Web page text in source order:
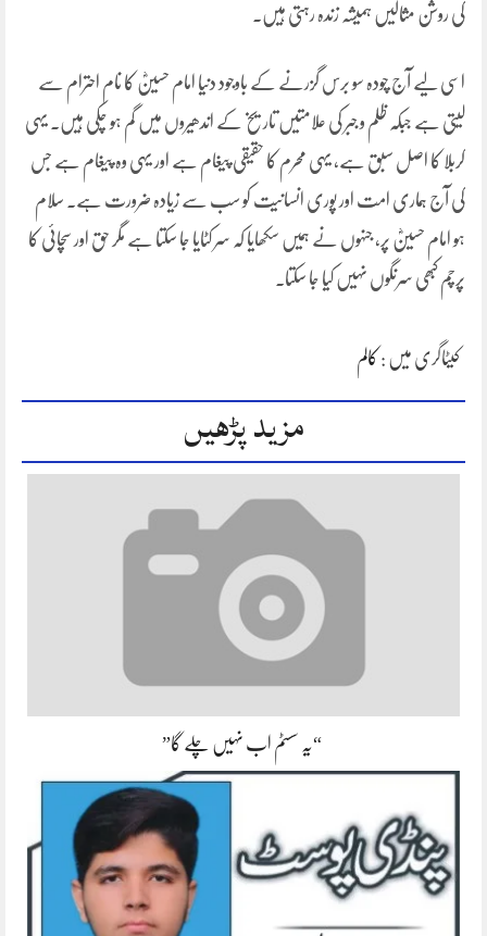
کی روشن مثالیں ہمیشہ زندہ رہتی ہیں۔
اسی لیے آج چودہ سو برس گزرنے کے باوجود دنیا امام حسینؓ کا نام احترام سے
لیتی ہے جبکہ ظلم و جبر کی علامتیں تاریخ کے اندھیروں میں گم ہو چکی ہیں۔ یہی
کربلا کا اصل سبق ہے، یہی محرم کا حقیقی پیغام ہے اور یہی وہ پیغام ہے جس
کی آج ہماری امت اور پوری انسانیت کو سب سے زیادہ ضرورت ہے۔ سلام
ہو امام حسینؓ پر، جنہوں نے ہمیں سکھایا کہ سر کٹایا جا سکتا ہے مگر حق اور سچائی کا
پرچم کبھی سرنگوں نہیں کیا جا سکتا۔
کیٹاگری میں : کالم
مزید پڑھیں
“یہ سسٹم اب نہیں چلے گا”